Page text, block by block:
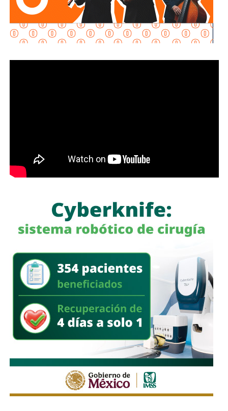
La Jefa del Ejecutivo Federal pidió al Comité seguir